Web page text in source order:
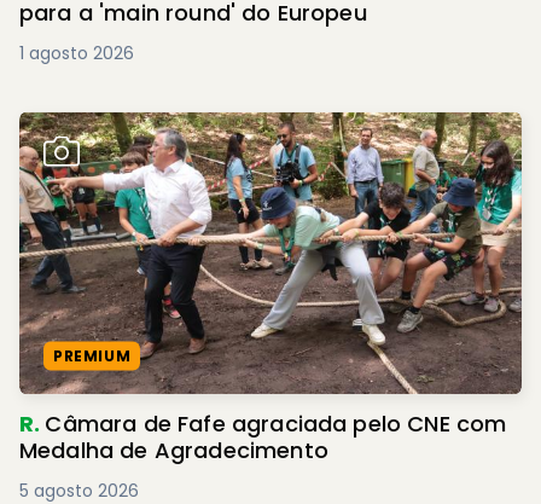
para a 'main round' do Europeu
1 agosto 2026
PREMIUM
R. Câmara de Fafe agraciada pelo CNE com
Medalha de Agradecimento
5 agosto 2026